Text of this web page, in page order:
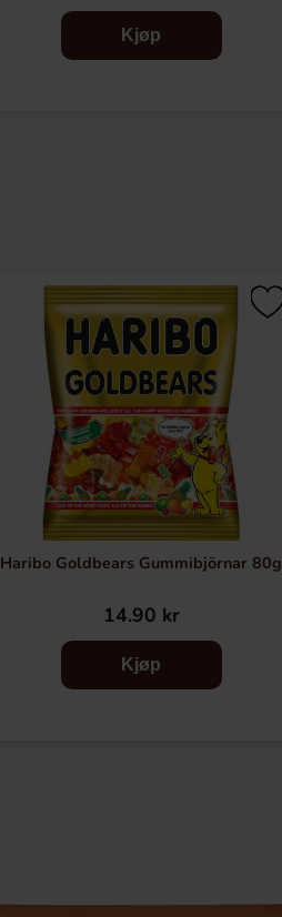
Kjøp
Haribo Goldbears Gummibjörnar 80g
14.90 kr
Kjøp